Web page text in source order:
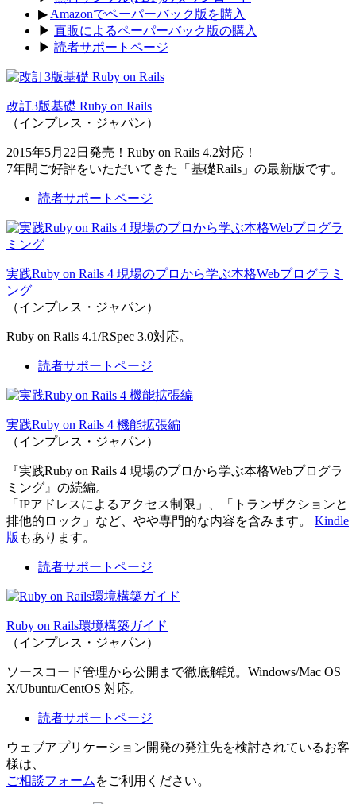
▶ Amazonでペーパーバック版を購入
▶ 直販によるペーパーバック版の購入
▶ 読者サポートページ
改訂3版基礎 Ruby on Rails
（インプレス・ジャパン）
2015年5月22日発売！Ruby on Rails 4.2対応！
7年間ご好評をいただいてきた「基礎Rails」の最新版です。
読者サポートページ
実践Ruby on Rails 4 現場のプロから学ぶ本格Webプログラミ
ング
（インプレス・ジャパン）
Ruby on Rails 4.1/RSpec 3.0対応。
読者サポートページ
実践Ruby on Rails 4 機能拡張編
（インプレス・ジャパン）
『実践Ruby on Rails 4 現場のプロから学ぶ本格Webプログラ
ミング』の続編。
「IPアドレスによるアクセス制限」、「トランザクションと
排他的ロック」など、やや専門的な内容を含みます。 Kindle
版 もあります。
読者サポートページ
Ruby on Rails環境構築ガイド
（インプレス・ジャパン）
ソースコード管理から公開まで徹底解説。Windows/Mac OS
X/Ubuntu/CentOS 対応。
読者サポートページ
ウェブアプリケーション開発の発注先を検討されているお客
様は、
ご相談フォーム をご利用ください。